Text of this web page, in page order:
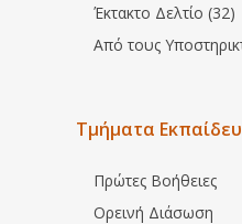
Έκτακτο Δελτίο (32)
Από τους
Τμήματα
Πρώτες Βοήθειες
Ορεινή Διάσωση